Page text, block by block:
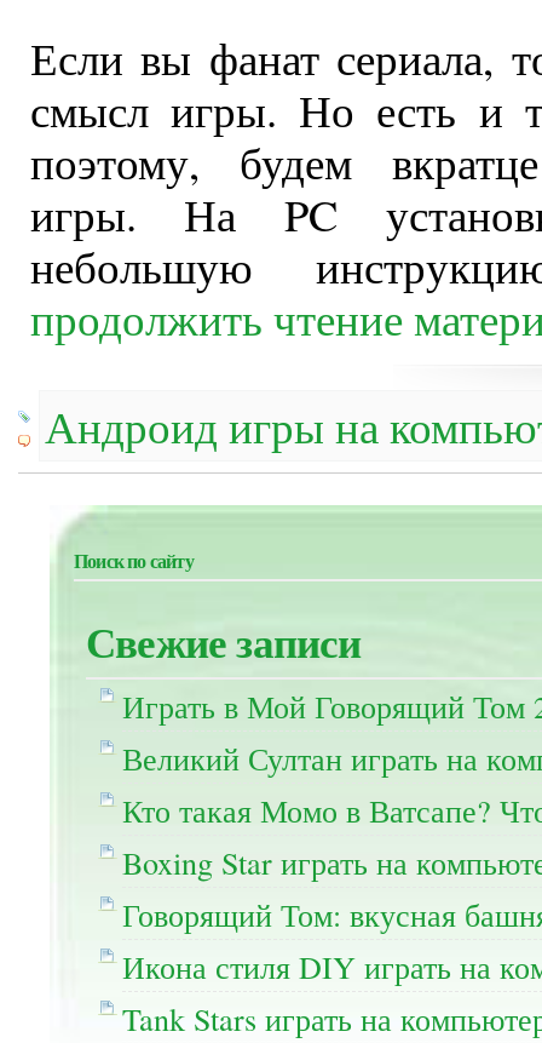
Если вы фанат сериала,
смысл игры. Но есть и
поэтому, будем
игры. На PC
небольшую
продолжить чтение
Андроид игры на
Поиск по сайту
Свежие записи
Играть в Мой Говорящий Том
Великий Султан играть на
Кто такая Момо в Ватсапе?
Boxing Star играть на
Говорящий Том: вкусная
Икона стиля DIY играть на
Tank Stars играть на